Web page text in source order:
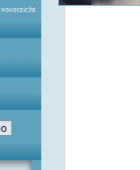
»overzicht